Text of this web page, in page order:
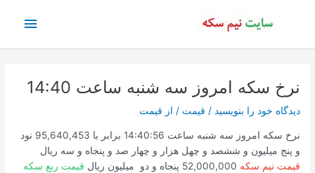
اصلی
نرخ سکه امروز سه شنبه ساعت 14:40
دیدگاه‌ خود را بنویسید / قیمت / از قیمت
نرخ سکه امروز سه شنبه ساعت 14:40:56 برابر با 95,640,453 نود
و پنج میلیون و ششصد و چهل هزار و چهار صد و پنجاه و سه ریال
قیمت نیم سکه 52,000,000 پنجاه و دو میلیون ریال
قیمت ربع سکه